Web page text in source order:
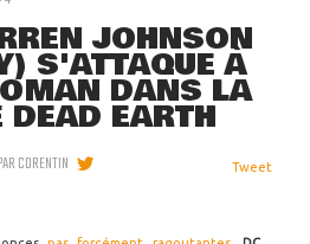
JOHNSON
S'ATTAQUE À
DANS LA
EARTH
CORENTIN Tweet